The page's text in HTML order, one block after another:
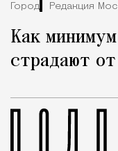
Город Редакция
Как
страдают